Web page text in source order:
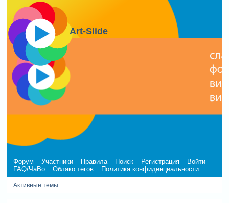
Art-Slide
Форум Участники Правила Поиск Регистрация
Войти
FAQ/ЧаВо
Облако тегов Политика конфиденциальности
Активные темы